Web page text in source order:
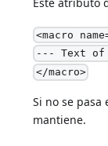
<macro
--- Text of
</macro>
Si no se
mantiene.